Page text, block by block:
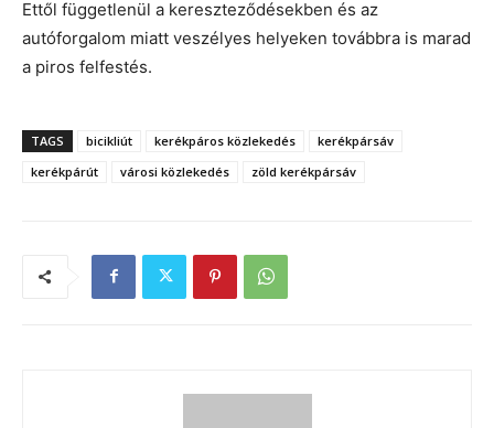
Ettől függetlenül a kereszteződésekben és az
autóforgalom miatt veszélyes helyeken továbbra is marad
a piros felfestés.
TAGS bicikliút kerékpáros közlekedés
kerékpársáv
kerékpárút
városi közlekedés zöld kerékpársáv